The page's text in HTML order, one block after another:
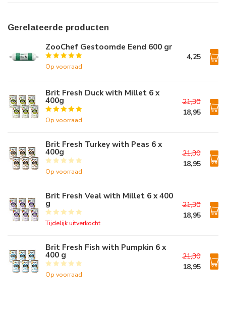
Gerelateerde producten
ZooChef Gestoomde Eend 600 gr
Op voorraad
4,25
Brit Fresh Duck with Millet 6 x
400g
Op voorraad
21,30
18,95
Brit Fresh Turkey with Peas 6 x
400g
Op voorraad
21,30
18,95
Brit Fresh Veal with Millet 6 x 400
g
Tijdelijk uitverkocht
21,30
18,95
Brit Fresh Fish with Pumpkin 6 x
400 g
Op voorraad
21,30
18,95